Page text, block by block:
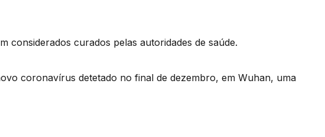
considerados curados pelas autoridades de saúde.
coronavírus detetado no final de dezembro, em Wuhan, uma